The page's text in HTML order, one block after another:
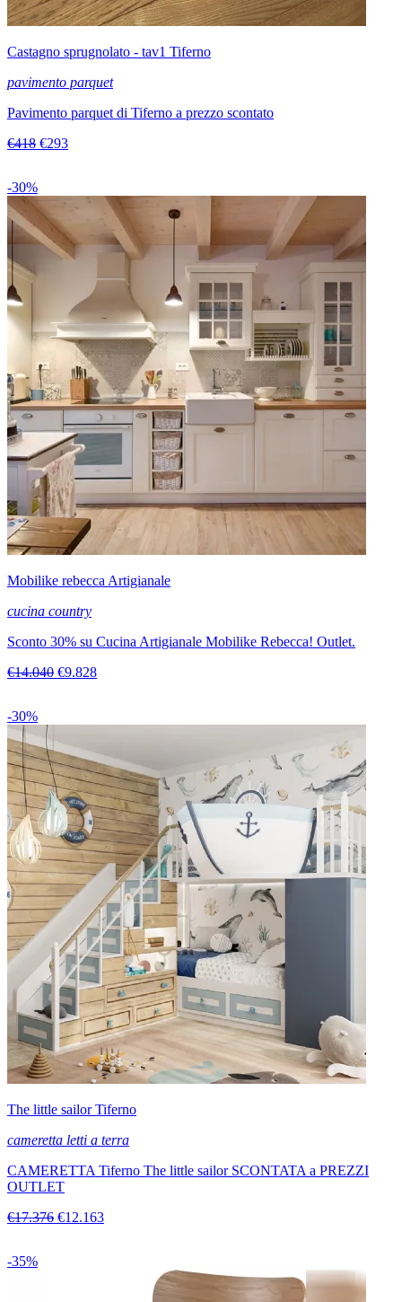
Castagno sprugnolato - tav1 Tiferno
pavimento parquet
Pavimento parquet di Tiferno a prezzo scontato
€418 €293
-30%
Mobilike rebecca Artigianale
cucina country
Sconto 30% su Cucina Artigianale Mobilike Rebecca! Outlet.
€14.040 €9.828
-30%
The little sailor Tiferno
cameretta letti a terra
CAMERETTA Tiferno The little sailor SCONTATA a PREZZI
OUTLET
€17.376 €12.163
-35%